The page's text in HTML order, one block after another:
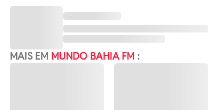
MAIS EM MUNDO BAHIA FM :